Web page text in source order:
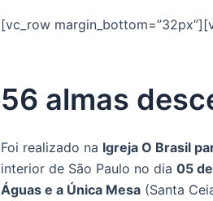
[vc_row
56 almas
Foi realizado na Igreja O Brasil
interior de São Paulo no dia 05
Águas e a Única Mesa (Santa